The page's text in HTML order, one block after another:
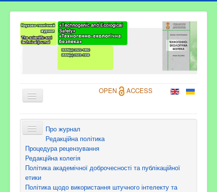
OPEN ACCESS
Про журнал
Інформація для авторів
Архіви
Поточний номер
Про журнал
Редакційна політика
Процедура рецензування
Редакційна колегія
Політика академічної доброчесності та публікаційної
етики
Політика щодо використання штучного інтелекту та